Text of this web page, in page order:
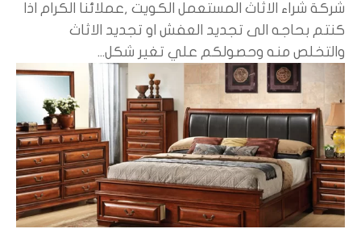
شركة شراء الاثاث المستعمل الكويت ,عملائنا الكرام اذا
كنتم بحاجه الى تجديد العفش او تجديد الاثاث
والتخلص منه وحصولكم علي تغير شكل...